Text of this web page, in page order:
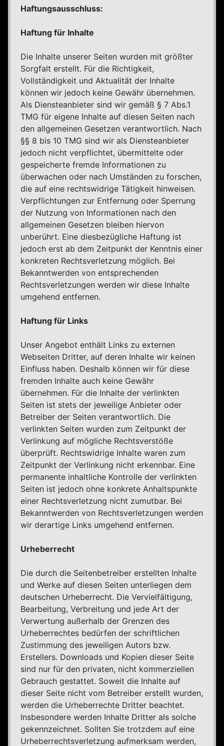
Haftungsausschluss:
Haftung für Inhalte
Die Inhalte unserer Seiten wurden mit größter
Sorgfalt erstellt. Für die Richtigkeit,
Vollständigkeit und Aktualität der Inhalte
können wir jedoch keine Gewähr übernehmen.
Als Diensteanbieter sind wir gemäß § 7 Abs.1
TMG für eigene Inhalte auf diesen Seiten nach
den allgemeinen Gesetzen verantwortlich. Nach
§§ 8 bis 10 TMG sind wir als Diensteanbieter
jedoch nicht verpflichtet, übermittelte oder
gespeicherte fremde Informationen zu
überwachen oder nach Umständen zu forschen,
die auf eine rechtswidrige Tätigkeit hinweisen.
Verpflichtungen zur Entfernung oder Sperrung
der Nutzung von Informationen nach den
allgemeinen Gesetzen bleiben hiervon
unberührt. Eine diesbezügliche Haftung ist
jedoch erst ab dem Zeitpunkt der Kenntnis einer
konkreten Rechtsverletzung möglich. Bei
Bekanntwerden von entsprechenden
Rechtsverletzungen werden wir diese Inhalte
umgehend entfernen.
Haftung für Links
Unser Angebot enthält Links zu externen
Webseiten Dritter, auf deren Inhalte wir keinen
Einfluss haben. Deshalb können wir für diese
fremden Inhalte auch keine Gewähr
übernehmen. Für die Inhalte der verlinkten
Seiten ist stets der jeweilige Anbieter oder
Betreiber der Seiten verantwortlich. Die
verlinkten Seiten wurden zum Zeitpunkt der
Verlinkung auf mögliche Rechtsverstöße
überprüft. Rechtswidrige Inhalte waren zum
Zeitpunkt der Verlinkung nicht erkennbar. Eine
permanente inhaltliche Kontrolle der verlinkten
Seiten ist jedoch ohne konkrete Anhaltspunkte
einer Rechtsverletzung nicht zumutbar. Bei
Bekanntwerden von Rechtsverletzungen werden
wir derartige Links umgehend entfernen.
Urheberrecht
Die durch die Seitenbetreiber erstellten Inhalte
und Werke auf diesen Seiten unterliegen dem
deutschen Urheberrecht. Die Vervielfältigung,
Bearbeitung, Verbreitung und jede Art der
Verwertung außerhalb der Grenzen des
Urheberrechtes bedürfen der schriftlichen
Zustimmung des jeweiligen Autors bzw.
Erstellers. Downloads und Kopien dieser Seite
sind nur für den privaten, nicht kommerziellen
Gebrauch gestattet. Soweit die Inhalte auf
dieser Seite nicht vom Betreiber erstellt wurden,
werden die Urheberrechte Dritter beachtet.
Insbesondere werden Inhalte Dritter als solche
gekennzeichnet. Sollten Sie trotzdem auf eine
Urheberrechtsverletzung aufmerksam werden,